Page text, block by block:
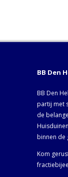
BB Den
BB Den
partij met
de
binnen de
Kom